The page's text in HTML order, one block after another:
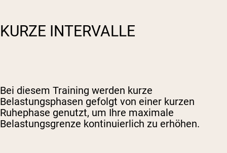
KURZE INTERVALLE
Bei diesem Training werden kurze
Belastungsphasen gefolgt von einer kurzen
Ruhephase genutzt, um Ihre maximale
Belastungsgrenze kontinuierlich zu erhöhen.